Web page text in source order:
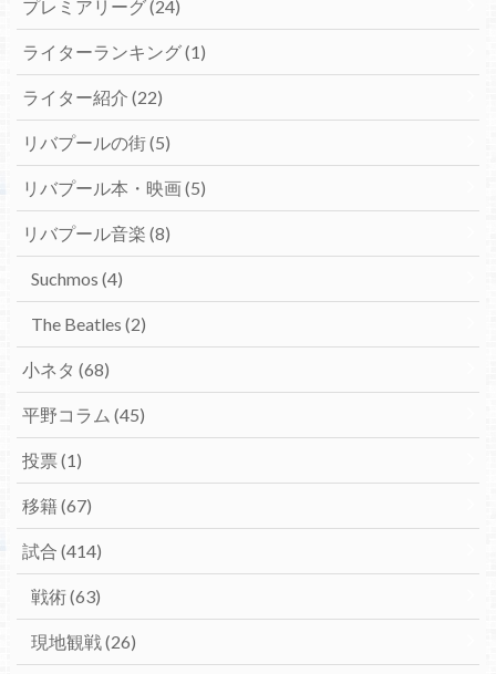
プレミアリーグ(24)
ライターランキング(1)
ライター紹介 (22)
リバプールの街(5)
リバプール本・映画(5)
リバプール音楽 (8)
Suchmos (4)
The Beatles (2)
小ネタ (68)
平野コラム (45)
投票 (1)
移籍(67)
試合 (414)
戦術(63)
現地観戦 (26)